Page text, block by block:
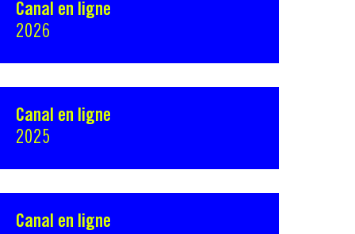
Canal en ligne
2026
Canal en ligne
2025
Canal en ligne